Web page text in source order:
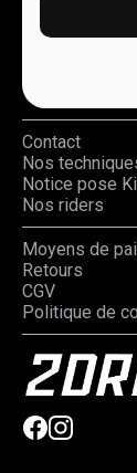
Contact
Nos
Notice pose
Nos riders
Moyens de
Retours
CGV
Politique de